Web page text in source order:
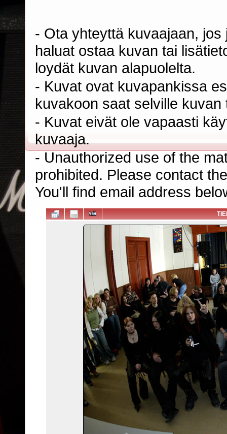
- Ota yhteyttä kuvaajaan,
haluat ostaa kuvan tai
loydät kuvan alapuolelta.
- Kuvat ovat kuvapankissa
kuvakoon saat selville
- Kuvat eivät ole vapaasti
kuvaaja.
- Unauthorized use of the
prohibited. Please contact
You'll find email address